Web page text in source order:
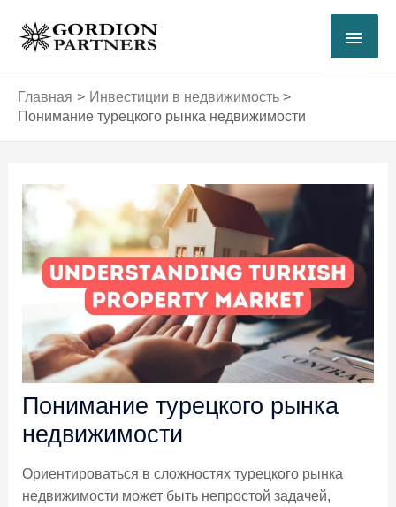
содержимому
Главная
Инвестиции в недвижимость
Понимание турецкого рынка недвижимости
Понимание турецкого рынка
недвижимости
Ориентироваться в сложностях турецкого рынка
недвижимости может быть непростой задачей,
записям